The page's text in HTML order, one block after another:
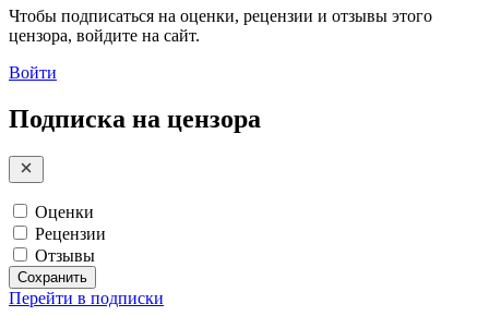
Чтобы подписаться на оценки, рецензии и отзывы этого
цензора, войдите на сайт.
Войти
Подписка на цензора
Оценки
Рецензии
Отзывы
Сохранить
Перейти в подписки